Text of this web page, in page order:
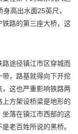
高出水面25英尺，
路的第三座大桥，这
途径镇江市区穿城而
，路基就得向下开挖
这也严重影响铁路两
方架设桥梁是地形的
落在镇江市西部的这
老百姓所说的黑桥。